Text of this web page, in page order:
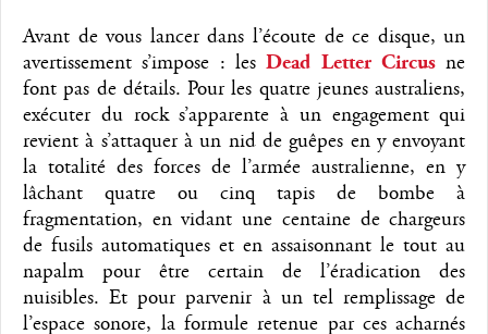
Avant de vous lancer dans l’écoute de ce disque, un
avertissement s’impose : les Dead Letter Circusne
font pas de détails. Pour les quatre jeunes australiens,
exécuter du rock s’apparente à un engagement qui
revient à s’attaquer à un nid de guêpes en y envoyant
la totalité des forces de l’armée australienne, en y
lâchant quatre ou cinq tapis de bombe à
fragmentation, en vidant une centaine de chargeurs
de fusils automatiques et en assaisonnant le tout au
napalm pour être certain de l’éradication des
nuisibles. Et pour parvenir à un tel remplissage de
l’espace sonore, la formule retenue par ces acharnés